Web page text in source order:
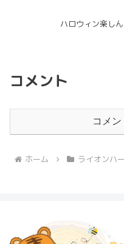
ハロウィン楽し
コメント
コメ
ホーム ライオンハ